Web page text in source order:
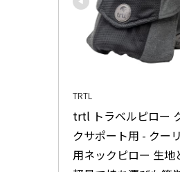
TRTL
trtl トラベルピロー
クサポート用 - クー
用ネックピロー 生地